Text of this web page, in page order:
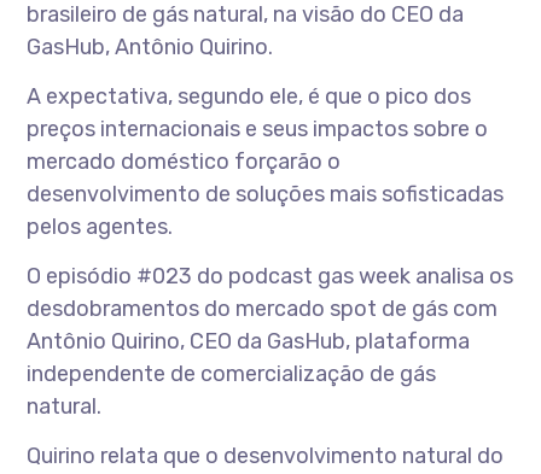
brasileiro de gás natural, na visão do CEO da
GasHub, Antônio Quirino.
A expectativa, segundo ele, é que o pico dos
preços internacionais e seus impactos sobre o
mercado doméstico forçarão o
desenvolvimento de soluções mais sofisticadas
pelos agentes.
O episódio #023 do podcast gas week analisa os
desdobramentos do mercado spot de gás com
Antônio Quirino, CEO da GasHub, plataforma
independente de comercialização de gás
natural.
Quirino relata que o desenvolvimento natural do